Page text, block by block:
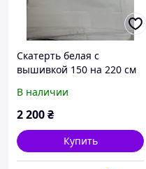
Скатерть белая с
вышивкой 150 на 220 см
В наличии
2 200₴
Купить